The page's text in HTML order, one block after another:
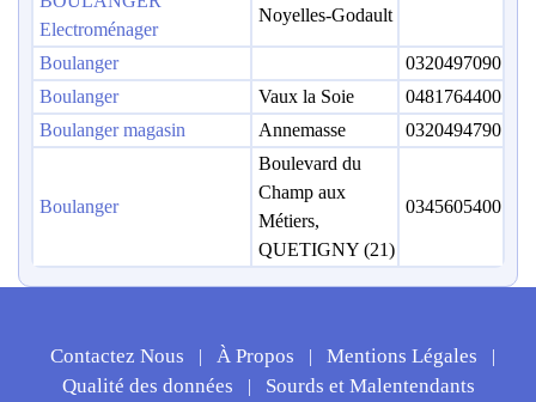
Electroménager
Noyelles-Godault
Boulanger
0320497090
Boulanger
Vaux la Soie
0481764400
Boulanger magasin
Annemasse 0320494790
Boulanger
Boulevard du
Champ aux
Métiers,
QUETIGNY (21)
0345605400
Contactez Nous | À Propos | Mentions Légales |
Qualité des données | Sourds et Malentendants